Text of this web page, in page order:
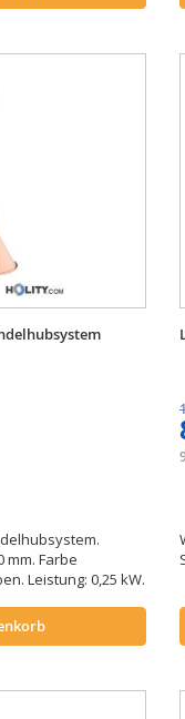
mm. Farbe
Leistung: 0,25 kW.